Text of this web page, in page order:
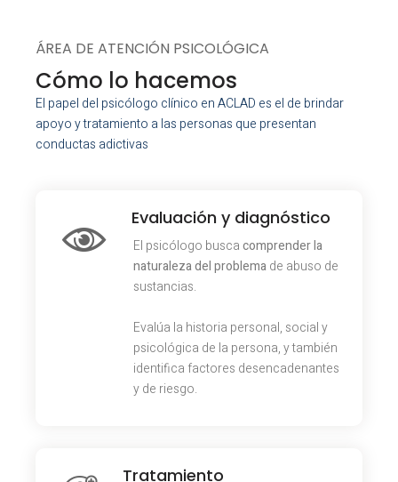
ÁREA DE ATENCIÓN PSICOLÓGICA
Cómo lo hacemos
El papel del psicólogo clínico en ACLAD es el de brindar
apoyo y tratamiento a las personas que presentan
conductas adictivas
Evaluación y diagnóstico
El psicólogo buscacomprender la
naturaleza del problemade abuso de
sustancias.
Evalúa la historia personal, social y
psicológica de la persona, y también
identifica factores desencadenantes
y de riesgo.
Tratamiento